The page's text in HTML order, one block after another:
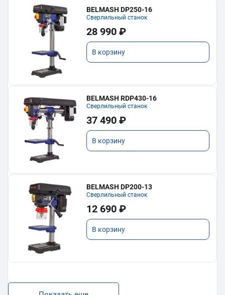
BELMASH DP250-16
Сверлильный станок
28 990 ₽
В корзину
BELMASH RDP430-16
Сверлильный станок
37 490 ₽
В корзину
BELMASH DP200-13
Сверлильный станок
12 690 ₽
В корзину